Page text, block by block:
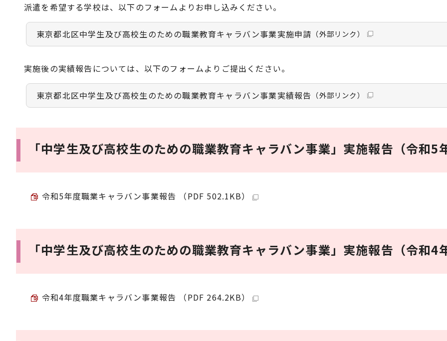
派遣を希望する学校は、以下のフォームよりお申し込みください。
東京都北区中学生及び高校生のための職業教育キャラバン事業実施申請 （外部リンク）
実施後の実績報告については、以下のフォームよりご提出ください。
東京都北区中学生及び高校生のための職業教育キャラバン事業実績報告 （外部リンク）
「中学生及び高校生のための職業教育キャラバン事業」実施報告（令和5
令和5年度職業キャラバン事業報告 （PDF 502.1KB）
「中学生及び高校生のための職業教育キャラバン事業」実施報告（令和4
令和4年度職業キャラバン事業報告 （PDF 264.2KB）